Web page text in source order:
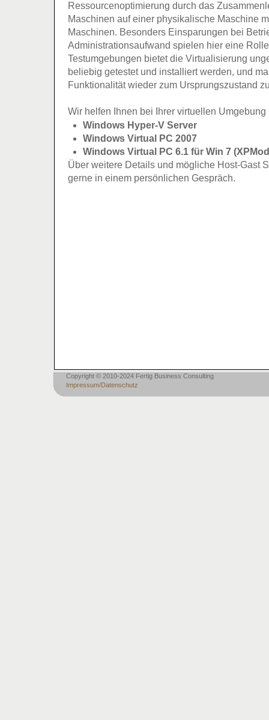
Ressourcenoptimierung durch das
Maschinen auf einer physikalische Maschine
Maschinen. Besonders Einsparungen bei
Administrationsaufwand spielen hier eine
Testumgebungen bietet die Virtualisierung
beliebig getestet und installiert werden, und
Funktionalität wieder zum Ursprungszustand
Wir helfen Ihnen bei Ihrer virtuellen Umgebung
Windows Hyper-V Server
Windows Virtual PC 2007
Windows Virtual PC 6.1 für Win 7
Über weitere Details und mögliche Host-Gast
gerne in einem persönlichen Gespräch.
Copyright © 2010-2024 Fertig Business Consulting
Impressum/Datenschutz